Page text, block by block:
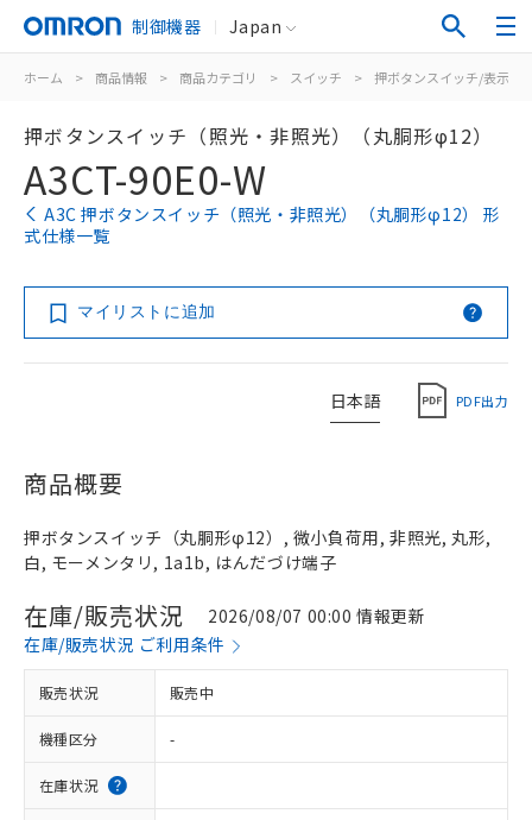
制御機器 Japan
ホーム > 商品情報 > 商品カテゴリ > スイッチ > 押ボタンスイッチ/表示灯
押ボタンスイッチ（照光・非照光）（丸胴形φ12）
A3CT-90E0-W
A3C 押ボタンスイッチ（照光・非照光）（丸胴形φ12） 形
式仕様一覧
マイリストに追加
日本語 PDF出力
商品概要
押ボタンスイッチ（丸胴形φ12）, 微小負荷用, 非照光, 丸形,
白, モーメンタリ, 1a1b, はんだづけ端子
在庫/販売状況
2026/08/07 00:00 情報更新
在庫/販売状況 ご利用条件
販売状況 販売中
機種区分 -
在庫状況